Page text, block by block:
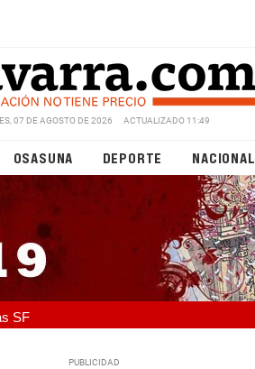
07 DE AGOSTO DE 2026 ACTUALIZADO 11:49
OSASUNA DEPORTE NACIONAL
SF